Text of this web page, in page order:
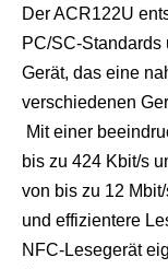
Der ACR122U
PC/SC-
Gerät, das eine
verschiedenen
Mit einer
bis zu 424 Kbit/s
von bis zu 12
und effizientere
NFC-Lesegerät